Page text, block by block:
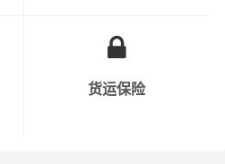
流公司优质平台，一如既往地
服务。“一寸光阴一寸金，寸金
流及时把握时代脉搏，适时推出
货运保险